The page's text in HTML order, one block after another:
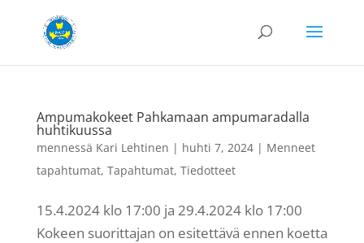
Ampumakokeet Pahkamaan ampumaradalla
huhtikuussa
mennessä Kari Lehtinen | huhti 7, 2024| Menneet
tapahtumat, Tapahtumat, Tiedotteet
15.4.2024 klo 17:00 ja 29.4.2024 klo 17:00
Kokeen suorittajan on esitettävä ennen koetta